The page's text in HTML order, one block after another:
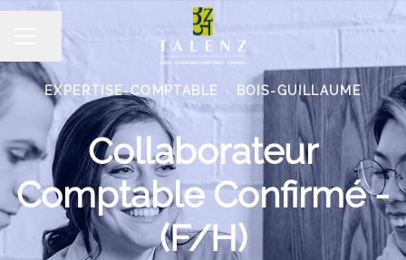
MENU CARRIÈRE
Partager la page
EXPERTISE-COMPTABLE · BOIS-GUILLAUME
Collaborateur
Comptable Confirmé -
(F/H)